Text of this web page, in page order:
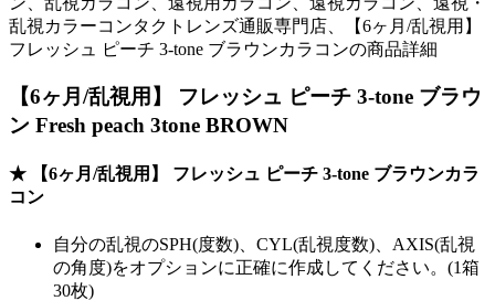
乱視カラーコンタクトレンズ通販専門店、【6ヶ月/乱視用】
フレッシュ ピーチ 3-tone ブラウンカラコンの商品詳細
【6ヶ月/乱視用】 フレッシュ ピーチ 3-tone ブラウ
ン Fresh peach 3tone BROWN
★ 【6ヶ月/乱視用】 フレッシュ ピーチ 3-tone ブラウンカラ
コン
自分の乱視のSPH(度数)、CYL(乱視度数)、AXIS(乱視
の角度)をオプションに正確に作成してください。(1箱
30枚)